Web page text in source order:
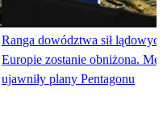
Ranga dowództwa sił
Europie zostanie obniżona.
ujawniły plany Pentagonu